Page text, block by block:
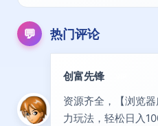
💬 热门评论
创富先锋
资源齐全，【浏览
力玩法，轻松日入